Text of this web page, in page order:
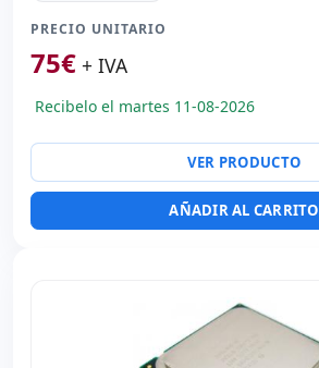
PRECIO UNITARIO
75€ + IVA
Recibelo el martes 11-08-2026
VER PRODUCTO
AÑADIR AL CARRITO